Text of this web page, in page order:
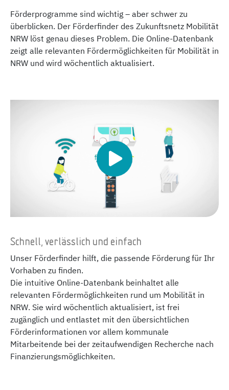
Förderprogramme sind wichtig – aber schwer zu
überblicken. Der Förderfinder des Zukunftsnetz Mobilität
NRW löst genau dieses Problem. Die Online-Datenbank
zeigt alle relevanten Fördermöglichkeiten für Mobilität in
NRW und wird wöchentlich aktualisiert.
Schnell, verlässlich und einfach
Unser Förderfinder hilft, die passende Förderung für Ihr
Vorhaben zu finden.
Die intuitive Online-Datenbank beinhaltet alle
relevanten Fördermöglichkeiten rund um Mobilität in
NRW. Sie wird wöchentlich aktualisiert, ist frei
zugänglich und entlastet mit den übersichtlichen
Förderinformationen vor allem kommunale
Mitarbeitende bei der zeitaufwendigen Recherche nach
Finanzierungsmöglichkeiten.